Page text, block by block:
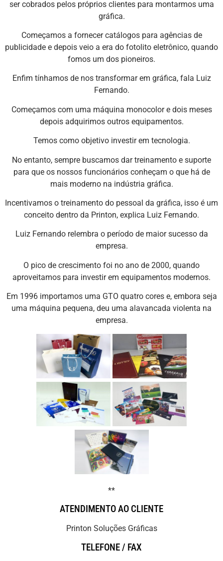
ser cobrados pelos próprios clientes para montarmos uma
gráfica.
Começamos a fornecer catálogos para agências de
publicidade e depois veio a era do fotolito eletrônico, quando
fomos um dos pioneiros.
Enfim tínhamos de nos transformar em gráfica, fala Luiz
Fernando.
Começamos com uma máquina monocolor e dois meses
depois adquirimos outros equipamentos.
Temos como objetivo investir em tecnologia.
No entanto, sempre buscamos dar treinamento e suporte
para que os nossos funcionários conheçam o que há de
mais moderno na indústria gráfica.
Incentivamos o treinamento do pessoal da gráfica, isso é um
conceito dentro da Printon, explica Luiz Fernando.
Luiz Fernando relembra o período de maior sucesso da
empresa.
O pico de crescimento foi no ano de 2000, quando
aproveitamos para investir em equipamentos modernos.
Em 1996 importamos uma GTO quatro cores e, embora seja
uma máquina pequena, deu uma alavancada violenta na
empresa.
**
ATENDIMENTO AO CLIENTE
Printon Soluções Gráficas
TELEFONE / FAX